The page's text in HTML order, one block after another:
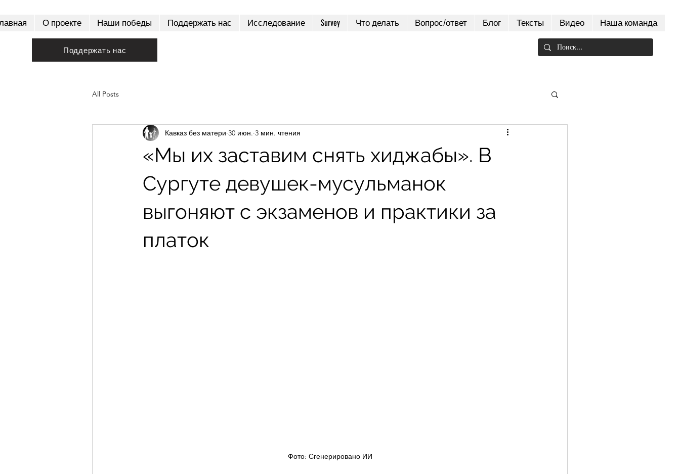
О проекте Наши победы Поддержать нас Исследование Survey Что делать Вопрос/ответ Блог Тексты Видео Наша команда
Поддержать нас
All Posts
«Мы их заставим снять хиджабы». В
Сургуте девушек-мусульманок
выгоняют с экзаменов и практики за
платок
Кавказ без матери 30 июн. 3 мин. чтения
Фото: Сгенерировано ИИ